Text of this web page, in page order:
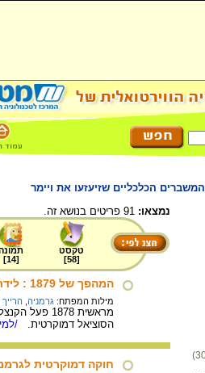
המשברים הכלכליים שזיעזעו את ויימר
נמצאו:
טקסט
[
58
]
[
14
]
המהפך של 1879 : לידתו מחדש של הרייך השני : שינויים במערך-הכוחות
מילות המפתח: גרמניה
מראשית
הסוציאל דמוקרטית.
/
חוקה דמוקרטית